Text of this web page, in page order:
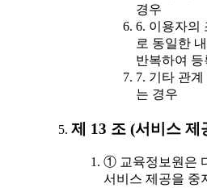
경우
6. 이용자의
로 동일한
반복하여
7. 기타 관
는 경우
제 13 조 (서비스 제
① 교육정보원은
서비스 제공을 중